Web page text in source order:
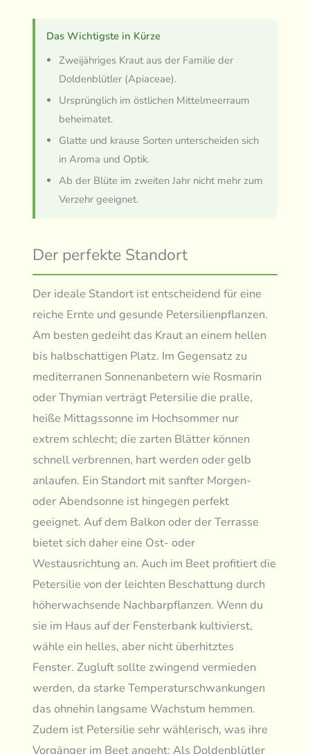
Das Wichtigste in Kürze
Zweijähriges Kraut aus der Familie der
Doldenblütler (Apiaceae).
Ursprünglich im östlichen Mittelmeerraum
beheimatet.
Glatte und krause Sorten unterscheiden sich
in Aroma und Optik.
Ab der Blüte im zweiten Jahr nicht mehr zum
Verzehr geeignet.
Der perfekte Standort
Der ideale Standort ist entscheidend für eine
reiche Ernte und gesunde Petersilienpflanzen.
Am besten gedeiht das Kraut an einem hellen
bis halbschattigen Platz. Im Gegensatz zu
mediterranen Sonnenanbetern wie Rosmarin
oder Thymian verträgt Petersilie die pralle,
heiße Mittagssonne im Hochsommer nur
extrem schlecht; die zarten Blätter können
schnell verbrennen, hart werden oder gelb
anlaufen. Ein Standort mit sanfter Morgen-
oder Abendsonne ist hingegen perfekt
geeignet. Auf dem Balkon oder der Terrasse
bietet sich daher eine Ost- oder
Westausrichtung an. Auch im Beet profitiert die
Petersilie von der leichten Beschattung durch
höherwachsende Nachbarpflanzen. Wenn du
sie im Haus auf der Fensterbank kultivierst,
wähle ein helles, aber nicht überhitztes
Fenster. Zugluft sollte zwingend vermieden
werden, da starke Temperaturschwankungen
das ohnehin langsame Wachstum hemmen.
Zudem ist Petersilie sehr wählerisch, was ihre
Vorgänger im Beet angeht: Als Doldenblütler